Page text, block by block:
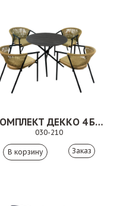
КОМПЛЕКТ ДЕККО 4 БЕЖЕВЫЙ
030-210
Заказ